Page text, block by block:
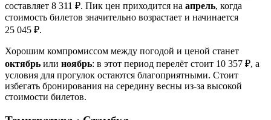
составляет 8 311 ₽. Пик цен приходится на апрель, когда
стоимость билетов значительно возрастает и начинается
25 045 ₽.
Хорошим компромиссом между погодой и ценой станет
октябрь или ноябрь: в этот период перелёт стоит 10 357 ₽, а
условия для прогулок остаются благоприятными. Стоит
избегать бронирования на середину весны из-за высокой
стоимости билетов.